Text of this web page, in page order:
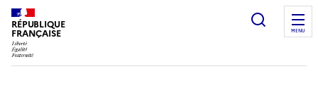
RÉPUBLIQUE
FRANÇAISE
Ouvrir
MENU